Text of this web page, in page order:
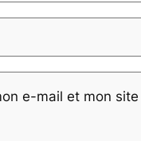
e-mail et mon